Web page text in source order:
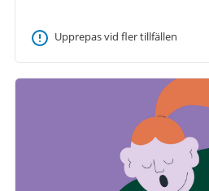
Upprepas vid fler tillfällen